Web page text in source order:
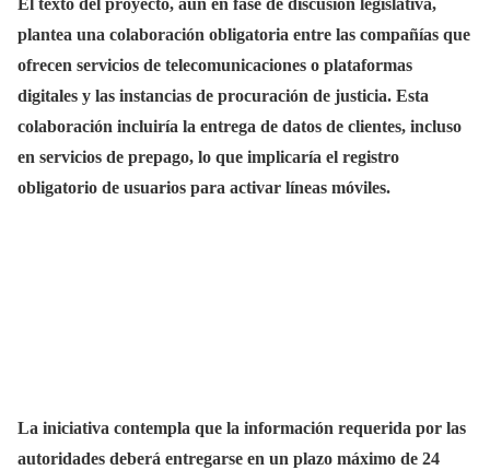
El texto del proyecto, aún en fase de discusión legislativa,
plantea una colaboración obligatoria entre las compañías que
ofrecen servicios de telecomunicaciones o plataformas
digitales y las instancias de procuración de justicia. Esta
colaboración incluiría la entrega de datos de clientes, incluso
en servicios de prepago, lo que implicaría el registro
obligatorio de usuarios para activar líneas móviles.
La iniciativa contempla que la información requerida por las
autoridades deberá entregarse en un plazo máximo de 24